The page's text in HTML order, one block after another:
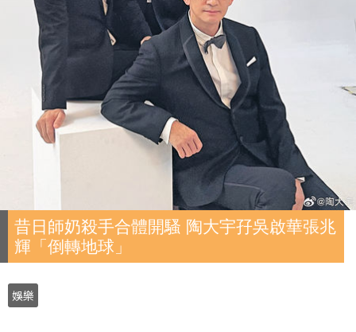
昔日師奶殺手合體開騷 陶大宇孖吳啟華張兆
輝「倒轉地球」
娛樂